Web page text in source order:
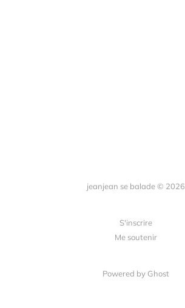
jeanjean se balade © 2026
S'inscrire
Me soutenir
Powered by Ghost